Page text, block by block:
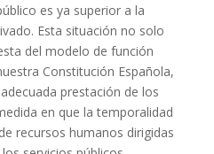
es ya superior a la
Esta situación no solo
del modelo de función
Constitución Española,
prestación de los
en que la temporalidad
recursos humanos dirigidas